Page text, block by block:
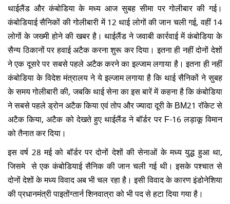
थाईलैंड और कंबोडिया के मध्य आज सुबह सीमा पर गोलीबार की गई।
कंबोडियाई सैनिकों की गोलीबारी में 12 थाई लोगों की जान चली गई, वहीं 14
लोगों के जख्मी होने की खबर है। थाईलैंड ने जवाबी कार्रवाई में कंबोडिया के
सैन्य ठिकानों पर हवाई अटैक करना शुरू कर दिया। इतना ही नहीं दोनों देशों
ने एक दूसरे पर सबसे पहले अटैक करने का इल्जाम लगाया है। इतना ही नहीं
कंबोडिया के विदेश मंत्रालय ने ये इल्जाम लगाया है कि थाई सैनिकों ने सुबह
के समय गोलीबारी की, जबकि थाई सेना का इस बारें में कहना है कि कंबोडिया
ने सबसे पहले ड्रोन अटैक किया एवं तोप और ज्यादा दूरी के BM21 रॉकेट से
अटैक किया, अटैक को देखते हुए थाईलैंड ने बॉर्डर पर F-16 लड़ाकू विमान
को तैनात कर दिया।
इस वर्ष 28 मई को बॉर्डर पर दोनों देशों की सेनाओं के मध्य युद्ध हुआ था,
जिसमे से एक कंबोडियाई सैनिक की जान चली गई थी। इसके पश्चात से
दोनों देशों के मध्य विवाद अब भी चल रहा है। इसी विवाद के कारण इंडोनेशिया
की प्रधानमंत्री पाइतोंग्तार्न शिनवात्रा को भी पद से हटा दिया गया है।